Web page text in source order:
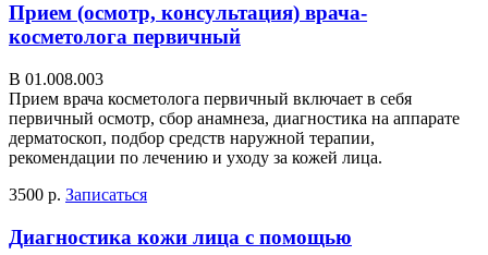
Прием (осмотр, консультация) врача-
косметолога первичный
В 01.008.003
Прием врача косметолога первичный включает в себя
первичный осмотр, сбор анамнеза, диагностика на аппарате
дерматоскоп, подбор средств наружной терапии,
рекомендации по лечению и уходу за кожей лица.
3500 р. Записаться
Диагностика кожи лица с помощью